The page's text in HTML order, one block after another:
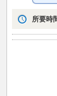
所要時